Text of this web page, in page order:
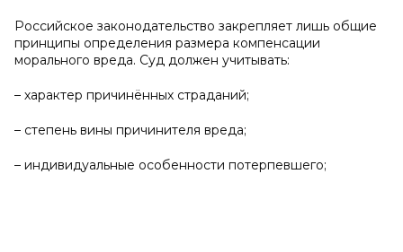
Российское законодательство закрепляет лишь общие
принципы определения размера компенсации
морального вреда. Суд должен учитывать:
– характер причинённых страданий;
– степень вины причинителя вреда;
– индивидуальные особенности потерпевшего;